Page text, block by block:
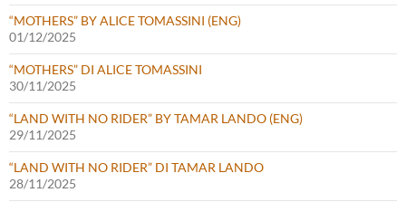
“MOTHERS” BY ALICE TOMASSINI (ENG)
01/12/2025
“MOTHERS” DI ALICE TOMASSINI
30/11/2025
“LAND WITH NO RIDER” BY TAMAR LANDO (ENG)
29/11/2025
“LAND WITH NO RIDER” DI TAMAR LANDO
28/11/2025